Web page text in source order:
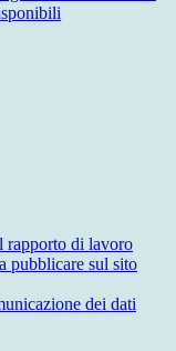
rapporto di lavoro
pubblicare sul sito
dei dati